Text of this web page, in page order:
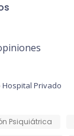
Privado
Psiquiátrica